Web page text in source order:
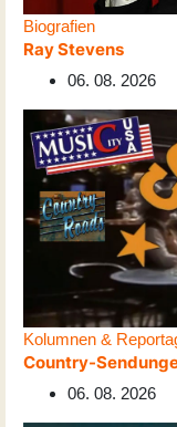
Biografien
Ray Stevens
06. 08. 2026
Kolumnen &
Country-
06. 08. 2026